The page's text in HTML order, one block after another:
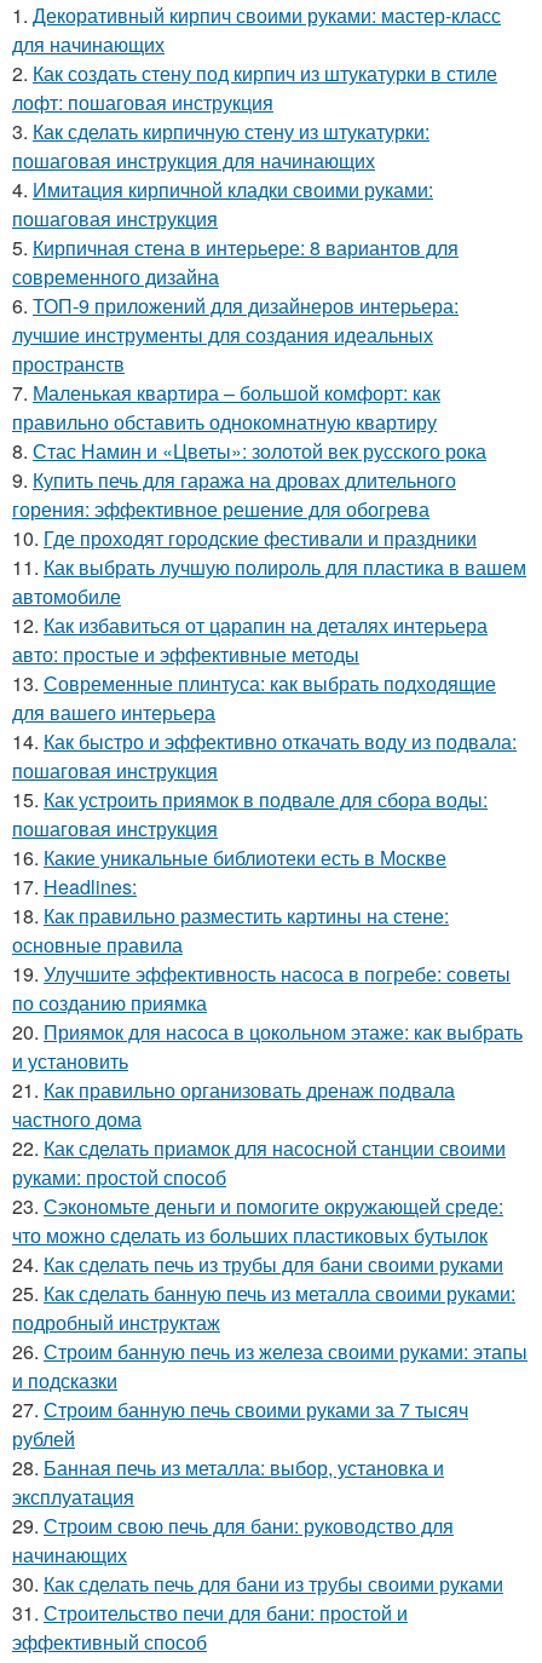
1. Декоративный кирпич своими руками: мастер-класс
для начинающих
2. Как создать стену под кирпич из штукатурки в стиле
лофт: пошаговая инструкция
3. Как сделать кирпичную стену из штукатурки:
пошаговая инструкция для начинающих
4. Имитация кирпичной кладки своими руками:
пошаговая инструкция
5. Кирпичная стена в интерьере: 8 вариантов для
современного дизайна
6. ТОП-9 приложений для дизайнеров интерьера:
лучшие инструменты для создания идеальных
пространств
7. Маленькая квартира – большой комфорт: как
правильно обставить однокомнатную квартиру
8. Стас Намин и «Цветы»: золотой век русского рока
9. Купить печь для гаража на дровах длительного
горения: эффективное решение для обогрева
10. Где проходят городские фестивали и праздники
11. Как выбрать лучшую полироль для пластика в вашем
автомобиле
12. Как избавиться от царапин на деталях интерьера
авто: простые и эффективные методы
13. Современные плинтуса: как выбрать подходящие
для вашего интерьера
14. Как быстро и эффективно откачать воду из подвала:
пошаговая инструкция
15. Как устроить приямок в подвале для сбора воды:
пошаговая инструкция
16. Какие уникальные библиотеки есть в Москве
17. Headlines:
18. Как правильно разместить картины на стене:
основные правила
19. Улучшите эффективность насоса в погребе: советы
по созданию приямка
20. Приямок для насоса в цокольном этаже: как выбрать
и установить
21. Как правильно организовать дренаж подвала
частного дома
22. Как сделать приамок для насосной станции своими
руками: простой способ
23. Сэкономьте деньги и помогите окружающей среде:
что можно сделать из больших пластиковых бутылок
24. Как сделать печь из трубы для бани своими руками
25. Как сделать банную печь из металла своими руками:
подробный инструктаж
26. Строим банную печь из железа своими руками: этапы
и подсказки
27. Строим банную печь своими руками за 7 тысяч
рублей
28. Банная печь из металла: выбор, установка и
эксплуатация
29. Строим свою печь для бани: руководство для
начинающих
30. Как сделать печь для бани из трубы своими руками
31. Строительство печи для бани: простой и
эффективный способ